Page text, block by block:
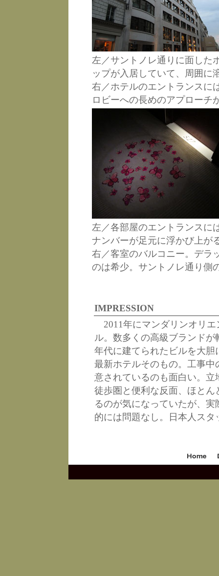
左／サントノレ通りに面した
ップが入居していて、周囲に
右／ホテルのエントランスに
ロビーへの長めのアプローチ
左／各部屋のエントランスに
ナンバーが足元に浮かび上が
右／客室のバルコニー。デラ
のは希少。サントノレ通り側
IMPRESSION
2011年にマンダリンオリエ
ル。数多くの高級ブランド
年代に建てられたビルを大
最新ホテルそのもの。工事
意されているのも面白い。
徒歩圏と便利な反面、ほと
るのが気になっていたが、
的には問題なし。日本人ス